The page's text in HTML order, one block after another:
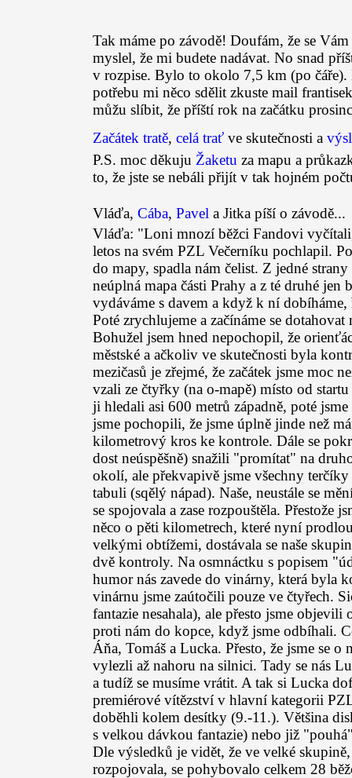
Tak máme po závodě! Doufám, že se
myslel, že mi budete nadávat. No snad
v rozpise. Bylo to okolo 7,5 km (po čáře).
potřebu mi něco sdělit zkuste mail
můžu slíbit, že příští rok na začátku
Začátek tratě, celá trať ve skutečnosti a
P.S. moc děkuju Žaketu za mapu a
to, že jste se nebáli přijít v tak hojném
Vláďa, Cába, Pavel a Jitka píší o závodě...
Vláďa: "Loni mnozí běžci Fandovi
letos na svém PZL Večerníku pochlapil.
do mapy, spadla nám čelist. Z jedné
neúplná mapa části Prahy a z té druhé
vydáváme s davem a když k ní
Poté zrychlujeme a začínáme se
Bohužel jsem hned nepochopil, že
městské a ačkoliv ve skutečnosti byla
mezičasů je zřejmé, že začátek jsme moc
vzali ze čtyřky (na o-mapě) místo od
ji hledali asi 600 metrů západně, poté
jsme pochopili, že jsme úplně jinde než
kilometrový kros ke kontrole. Dále se
dost neúspěšně) snažili "promítat" na
okolí, ale překvapivě jsme všechny
tabuli (sqělý nápad). Naše, neustále se
se spojovala a zase rozpouštěla.
něco o pěti kilometrech, které nyní
velkými obtížemi, dostávala se naše
dvě kontroly. Na osmnáctku s popisem
humor nás zavede do vinárny, která byla
vinárnu jsme zaútočili pouze ve čtyřech.
fantazie nesahala), ale přesto jsme
proti nám do kopce, když jsme odbíhali.
Áňa, Tomáš a Lucka. Přesto, že jsme se
vylezli až nahoru na silnici. Tady se nás
a tudíž se musíme vrátit. A tak si Lucka
premiérové vítězství v hlavní kategorii
doběhli kolem desítky (9.-11.). Většina
s velkou dávkou fantazie) nebo již
Dle výsledků je vidět, že ve velké
rozpojovala, se pohybovalo celkem 28